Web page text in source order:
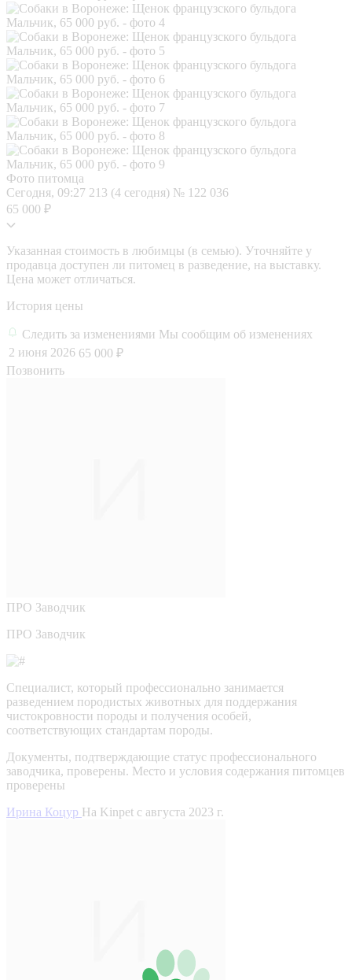
Фото питомца
Сегодня, 09:27 213 (4 сегодня) № 122 036
65 000 ₽
Указанная стоимость в любимцы (в семью). Уточняйте у
продавца доступен ли питомец в разведение, на выставку.
Цена может отличаться.
История цены
Следить за изменениями Мы сообщим об изменениях
2 июня 2026 65 000 ₽
Позвонить
ПРО Заводчик
ПРО Заводчик
Специалист, который профессионально занимается
разведением породистых животных для поддержания
чистокровности породы и получения особей,
соответствующих стандартам породы.
Документы, подтверждающие статус профессионального
заводчика, проверены. Место и условия содержания питомцев
проверены
Ирина Коцур На Kinpet c августа 2023 г.